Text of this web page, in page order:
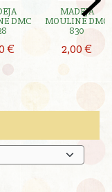
DMC
€
MADEJA
MOULINE DMC
830
2,00 €